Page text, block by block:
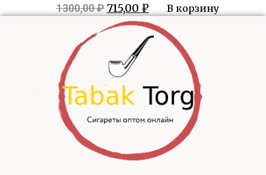
1300,00₽ Первоначальная
цена
составляла
1300,00 ₽.
715,00 ₽Текущая
цена:
715,00 ₽.
В корзину